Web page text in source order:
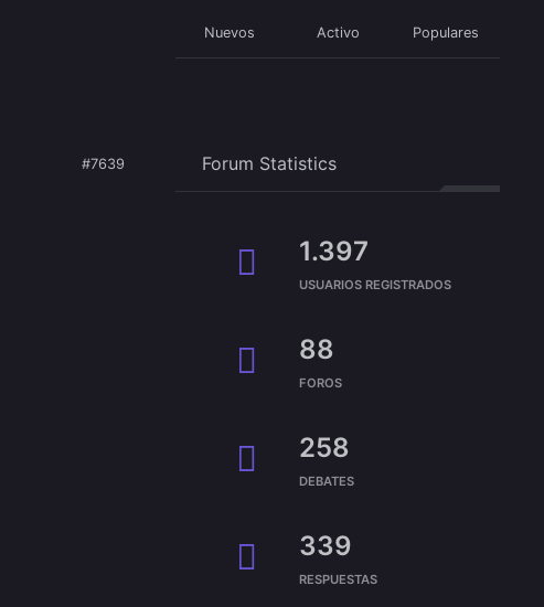
#7639
Nuevos Activo Populares
Forum Statistics
1.397
USUARIOS REGISTRADOS
88
FOROS
258
DEBATES
339
RESPUESTAS